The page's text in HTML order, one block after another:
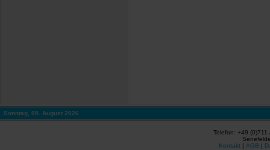
Sonntag, 09. August 2026
Telefon: +49
Kontakt | AGB |